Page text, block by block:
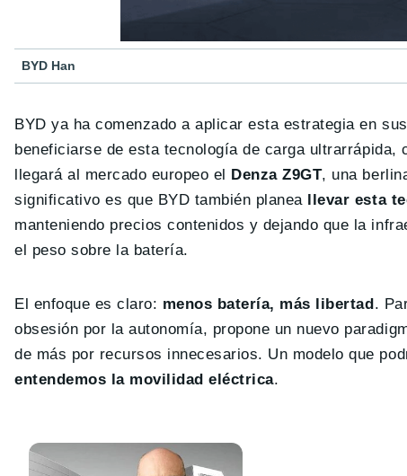
BYD Han
BYD ya ha comenzado a aplicar esta estrategia en
beneficiarse de esta tecnología de carga ultrarrápida,
llegará al mercado europeo el Denza Z9GT, una
significativo es que BYD también planea llevar esta
manteniendo precios contenidos y dejando que la
el peso sobre la batería.
El enfoque es claro: menos batería, más libertad.
obsesión por la autonomía, propone un nuevo
de más por recursos innecesarios. Un modelo que
entendemos la movilidad eléctrica.